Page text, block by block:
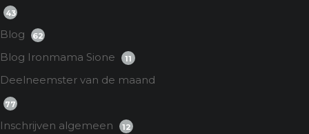
43
Blog 62
Blog Ironmama Sione 11
Deelneemster van de maand
77
Inschrijven algemeen 12